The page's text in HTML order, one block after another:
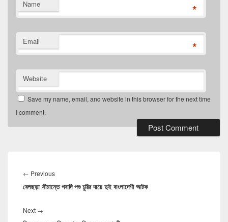
Name *
Email *
Website
Save my name, email, and website in this browser for the next time
I comment.
navigation
← PreviousPrevious
post:
বেলছড়া সীমান্তে গবাদি পশু চুরির দায়ে দুই বাংলাদেশী আটক
Next →